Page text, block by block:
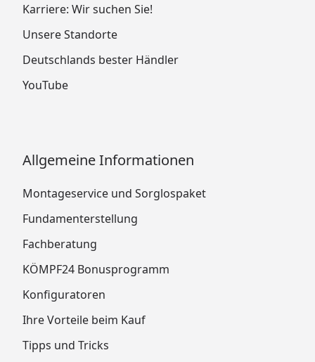
Karriere: Wir suchen Sie!
Unsere Standorte
Deutschlands bester Händler
YouTube
Allgemeine Informationen
Montageservice und Sorglospaket
Fundamenterstellung
Fachberatung
KÖMPF24 Bonusprogramm
Konfiguratoren
Ihre Vorteile beim Kauf
Tipps und Tricks